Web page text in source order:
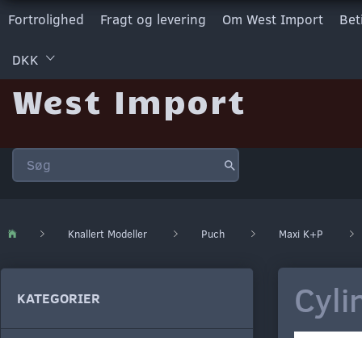
Fortrolighed Fragt og levering Om West Import
DKK
West Import
Knallert Modeller Puch Maxi K+P
KATEGORIER